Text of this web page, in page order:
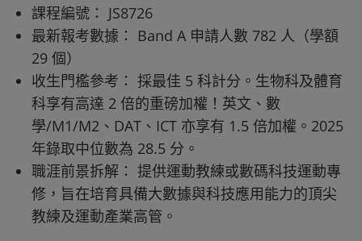
課程編號： JS8726
最新報考數據： Band A 申請人數 782 人（學額
29 個）
收生門檻參考： 採最佳 5 科計分。生物科及體育
科享有高達 2 倍的重磅加權！英文、數
學/M1/M2、DAT、ICT 亦享有 1.5 倍加權。2025
年錄取中位數為 28.5 分。
職涯前景拆解： 提供運動教練或數碼科技運動專
修，旨在培育具備大數據與科技應用能力的頂尖
教練及運動產業高管。